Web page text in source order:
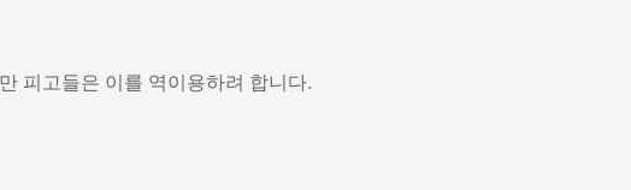
피고들은 이를 역이용하려 합니다.